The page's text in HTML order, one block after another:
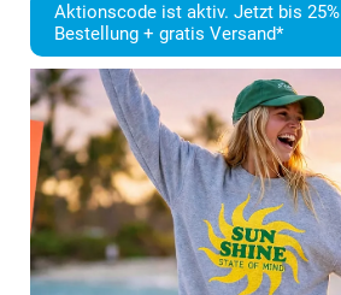
Aktionscode ist aktiv. Jetzt bis
Bestellung + gratis Versand*